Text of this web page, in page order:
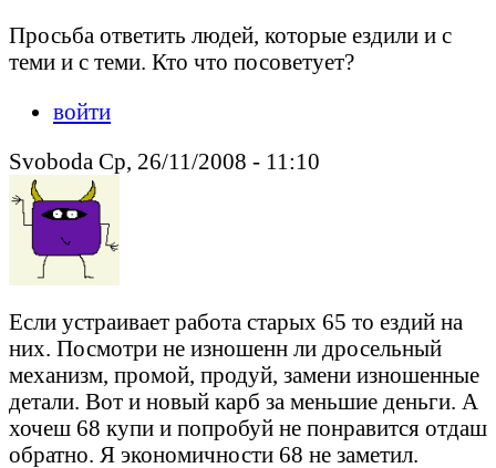
Просьба ответить людей, которые ездили и с
теми и с теми. Кто что посоветует?
войти
Svoboda Ср, 26/11/2008 - 11:10
Если устраивает работа старых 65 то ездий на
них. Посмотри не изношенн ли дросельный
механизм, промой, продуй, замени изношенные
детали. Вот и новый карб за меньшие деньги. А
хочеш 68 купи и попробуй не понравится отдаш
обратно. Я экономичности 68 не заметил.